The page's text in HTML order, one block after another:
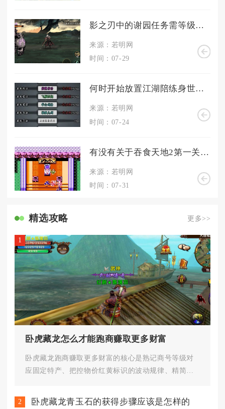
影之刃中的谢园任务需等级何时开启
来源：若明网
时间：07-29
何时开始放置江湖陪练身世任务
来源：若明网
时间：07-24
有没有关于吞食天地2第一关的建议
来源：若明网
时间：07-31
精选攻略 更多>>
1
卧虎藏龙怎么才能跑商赚取更多财富
卧虎藏龙跑商赚取更多财富的核心是熟记商号等级对
应固定特产、把控物价红黄标识的波动规律、精简固
2 卧虎藏龙青玉石的获得步骤应该是怎样的